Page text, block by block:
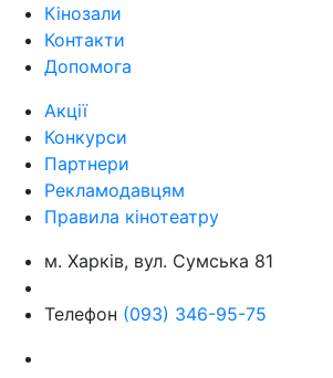
Кінозали
Контакти
Допомога
Акції
Конкурси
Партнери
Рекламодавцям
Правила кінотеатру
м. Харків, вул. Сумська 81
Телефон (093) 346-95-75